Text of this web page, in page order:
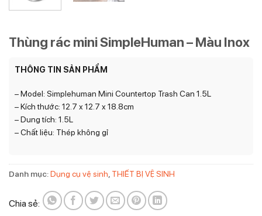
Thùng rác mini SimpleHuman – Màu Inox
THÔNG TIN SẢN PHẨM
– Model: Simplehuman Mini Countertop Trash Can 1.5L
– Kích thước: 12.7 x 12.7 x 18.8cm
– Dung tích: 1.5L
– Chất liệu: Thép không gỉ
Danh mục:Dụng cụ vệ sinh THIẾT BỊ VỆ SINH
Chia sẻ: